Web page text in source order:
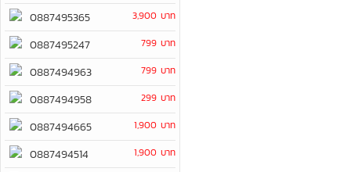
0887495365 3,900 บาท
0887495247 799 บาท
0887494963 799 บาท
0887494958 299 บาท
0887494665 1,900 บาท
0887494514 1,900 บาท